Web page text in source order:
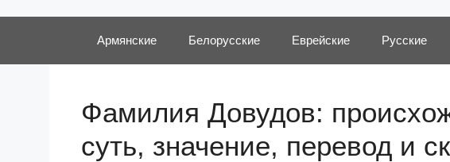
Армянские Белорусские Еврейские Русские
Фамилия Довудов:
суть, значение, перевод и